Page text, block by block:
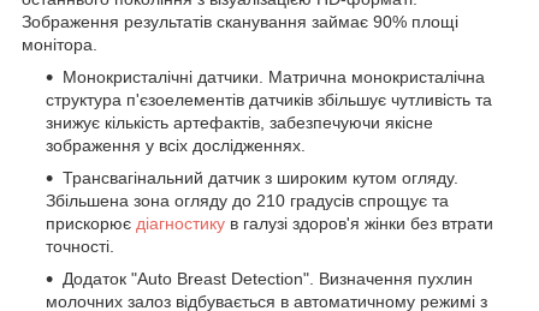
Зображення результатів сканування займає 90% площі
монітора.
Монокристалічні датчики. Матрична монокристалічна
структура п'єзоелементів датчиків збільшує чутливість та
знижує кількість артефактів, забезпечуючи якісне
зображення у всіх дослідженнях.
Трансвагінальний датчик з широким кутом огляду.
Збільшена зона огляду до 210 градусів спрощує та
прискорює діагностику в галузі здоров'я жінки без втрати
точності.
Додаток "Auto Breast Detection". Визначення пухлин
молочних залоз відбувається в автоматичному режимі з